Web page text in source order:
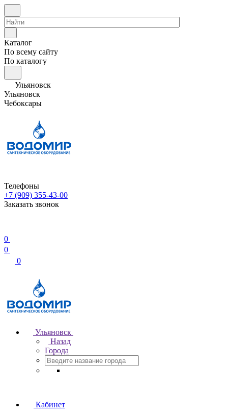
Каталог
По всему сайту
По каталогу
Ульяновск
Ульяновск
Чебоксары
Телефоны
+7 (909) 355-43-00
Заказать звонок
0
0
0
Ульяновск
Назад
Города
Кабинет